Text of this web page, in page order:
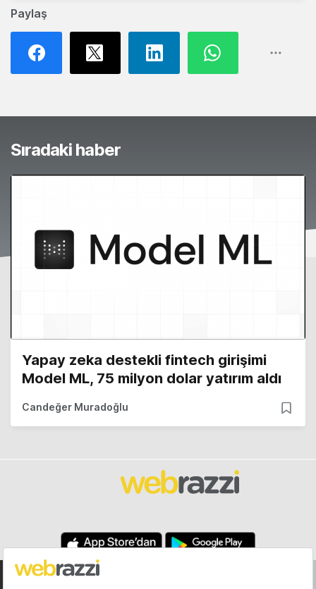
Paylaş
Sıradaki haber
Yapay zeka destekli fintech girişimi
Model ML, 75 milyon dolar yatırım aldı
Candeğer Muradoğlu